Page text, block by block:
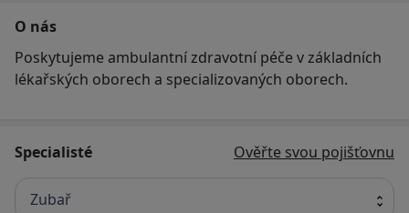
O nás
Poskytujeme ambulantní zdravotní péče v základních
lékařských oborech a specializovaných oborech.
Specialisté Ověřte svou pojišťovnu
Zubař